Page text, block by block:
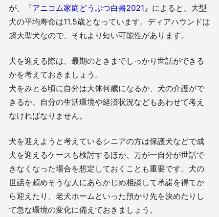
が、『アニコム家庭どうぶつ白書2021 』によると、大型
犬の平均寿命は11.5歳となっています。ディアハウンドは
超大型犬なので、それより短い可能性があります。
犬を迎える際は、最期のときまでしっかり世話ができる
かを考えておきましょう。
犬をみとる頃に自分は大体何歳になるか、犬の介護がで
きるか、自分の生活環境や経済状況などもあわせて考え
なければなりません。
犬を迎えようと考えているシニアの方は保護犬などで成
犬を迎えるケースも検討するほか、万が一自分が世話で
きなくなった場合を想定しておくことも重要です。犬の
世話を頼めそうな人にあらかじめ相談して承諾を得てか
ら迎えたり、老犬ホームといった預かり先を決めたりし
て急な環境の変化に備えておきましょう。